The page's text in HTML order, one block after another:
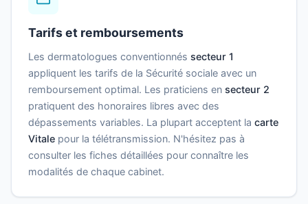
Tarifs et remboursements
Les dermatologues conventionnés secteur 1
appliquent les tarifs de la Sécurité sociale avec un
remboursement optimal. Les praticiens en secteur 2
pratiquent des honoraires libres avec des
dépassements variables. La plupart acceptent la carte
Vitale pour la télétransmission. N'hésitez pas à
consulter les fiches détaillées pour connaître les
modalités de chaque cabinet.